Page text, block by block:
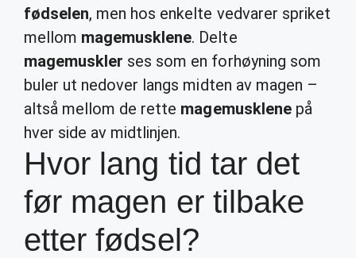
fødselen, men hos enkelte vedvarer spriket
mellom magemusklene. Delte
magemuskler ses som en forhøyning som
buler ut nedover langs midten av magen –
altså mellom de rette magemusklenepå
hver side av midtlinjen.
Hvor lang tid tar det
før magen er tilbake
etter fødsel?